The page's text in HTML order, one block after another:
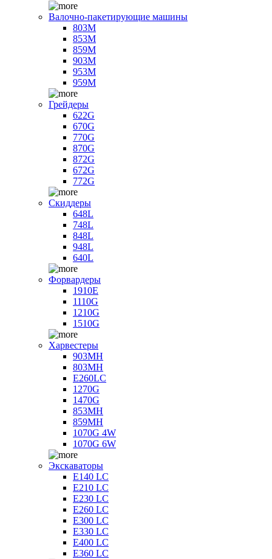
Валочно-пакетирующие машины
803M
853M
859M
903M
953M
959M
Грейдеры
622G
670G
770G
870G
872G
672G
772G
Скиддеры
648L
748L
848L
948L
640L
Форвардеры
1910E
1110G
1210G
1510G
Харвестеры
903MH
803MH
E260LC
1270G
1470G
853MH
859MH
1070G 4W
1070G 6W
Экскаваторы
E140 LC
E210 LC
E230 LC
E260 LC
E300 LC
E330 LC
E400 LC
E360 LC